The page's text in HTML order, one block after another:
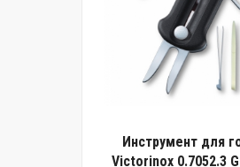
Инструмент для
Victorinox 0.7052.3